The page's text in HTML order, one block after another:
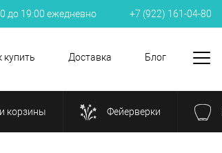
до 19:00 ежедневно +7 (922) 161-04-80
купить Доставка Блог
корзины Фейерверки